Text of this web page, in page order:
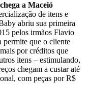
a Maceió
de itens e
abriu sua primeira
pelos irmãos Flavio
que o cliente
por créditos que
itens – estimulando,
chegam a custar até
com peças por R$